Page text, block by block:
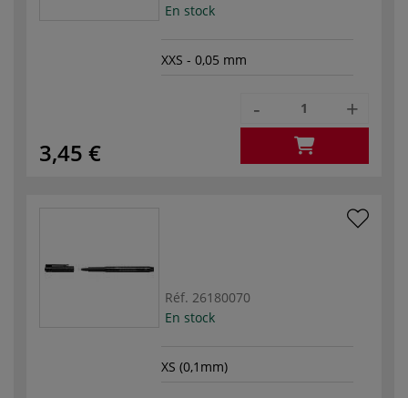
En stock
XXS - 0,05 mm
3,45 €
- +
Réf. 26180070
En stock
XS (0,1mm)